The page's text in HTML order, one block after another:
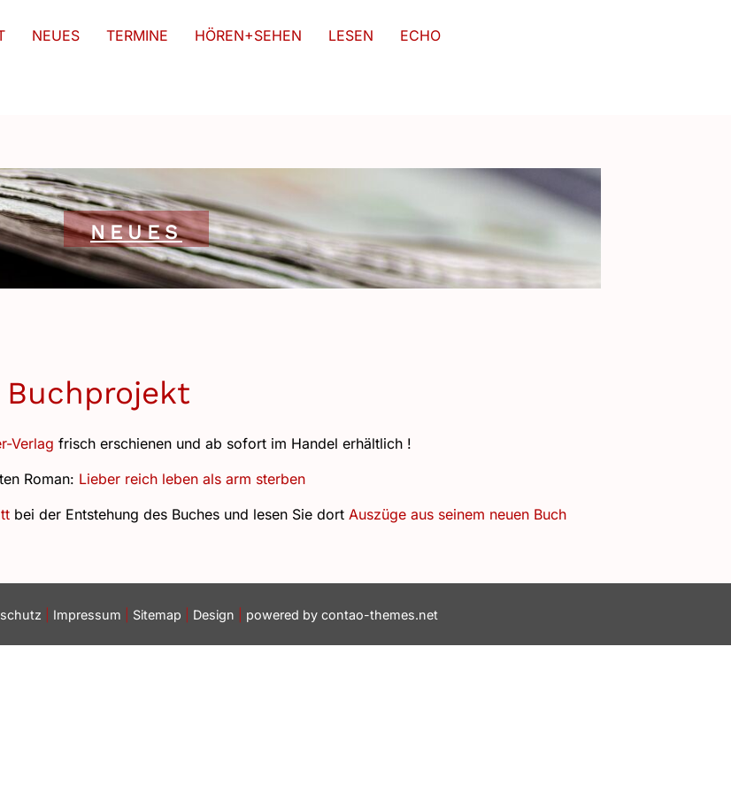
NEUES TERMINE HÖREN+SEHEN LESEN ECHO
NEUES
Verlag frisch erschienen und ab sofort im Handel erhältlich !
Roman: Lieber reich leben als arm sterben
bei der Entstehung des Buches und lesen Sie dort Auszüge aus seinem neuen Buch
Impressum Sitemap Design powered by contao-themes.net